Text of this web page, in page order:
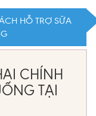
HỖ TRỢ SỮA
CHÍNH
TẠI